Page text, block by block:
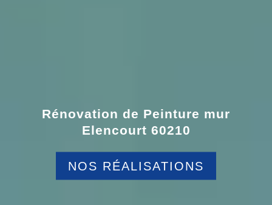
Rénovation de Peinture mur
Elencourt 60210
NOS RÉALISATIONS